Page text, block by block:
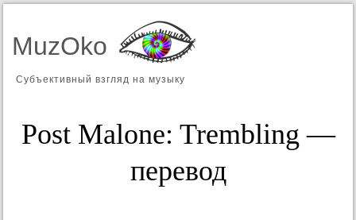
MuzOko
Субъективный взгляд на музыку
Post Malone: Trembling —
перевод